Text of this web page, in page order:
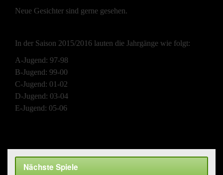
Neue Gesichter sind gerne gesehen.
In der Saison 2015/2016 lauten die Jahrgänge wie folgt:
A-Jugend: 97-98
B-Jugend: 99-00
C-Jugend: 01-02
D-Jugend: 03-04
E-Jugend: 05-06
Nächste Spiele